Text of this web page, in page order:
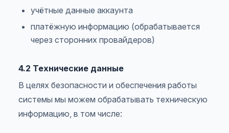
учётные данные аккаунта
платёжную информацию (обрабатывается
через сторонних провайдеров)
4.2 Технические данные
В целях безопасности и обеспечения работы
системы мы можем обрабатывать техническую
информацию, в том числе: